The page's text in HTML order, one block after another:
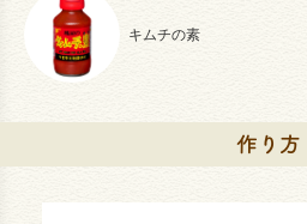
キムチの素